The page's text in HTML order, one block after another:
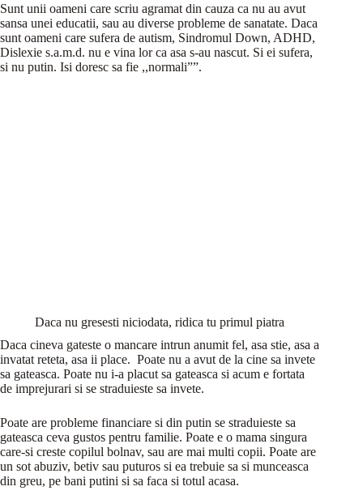
Sunt unii oameni care scriu agramat din cauza ca nu au avut
sansa unei educatii, sau au diverse probleme de sanatate. Daca
sunt oameni care sufera de autism, Sindromul Down, ADHD,
Dislexie s.a.m.d. nu e vina lor ca asa s-au nascut. Si ei sufera,
si nu putin. Isi doresc sa fie ,,normali””.
Daca nu gresesti niciodata, ridica tu primul piatra
Daca cineva gateste o mancare intrun anumit fel, asa stie, asa a
invatat reteta, asa ii place. Poate nu a avut de la cine sa invete
sa gateasca. Poate nu i-a placut sa gateasca si acum e fortata
de imprejurari si se straduieste sa invete.
Poate are probleme financiare si din putin se straduieste sa
gateasca ceva gustos pentru familie. Poate e o mama singura
care-si creste copilul bolnav, sau are mai multi copii. Poate are
un sot abuziv, betiv sau puturos si ea trebuie sa si munceasca
din greu, pe bani putini si sa faca si totul acasa.